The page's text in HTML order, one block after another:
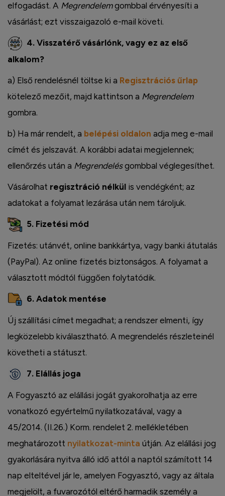
elfogadást. A Megrendelemgombbal érvényesíti a
vásárlást; ezt visszaigazoló e-mail követi.
4. Visszatérő vásárlónk, vagy ez az első
alkalom?
a) Első rendelésnél töltse ki a Regisztrációs űrlap
kötelező mezőit, majd kattintson a Megrendelem
gombra.
b) Ha már rendelt, a belépési oldalon adja meg e-mail
címét és jelszavát. A korábbi adatai megjelennek;
ellenőrzés után a Megrendelésgombbal véglegesíthet.
Vásárolhat regisztráció nélkül is vendégként; az
adatokat a folyamat lezárása után nem tároljuk.
5. Fizetési mód
Fizetés: utánvét, online bankkártya, vagy banki átutalás
(PayPal). Az online fizetés biztonságos. A folyamat a
választott módtól függően folytatódik.
6. Adatok mentése
Új szállítási címet megadhat; a rendszer elmenti, így
legközelebb kiválasztható. A megrendelés részleteinél
követheti a státuszt.
7. Elállás joga
A Fogyasztó az elállási jogát gyakorolhatja az erre
vonatkozó egyértelmű nyilatkozatával, vagy a
45/2014. (II.26.) Korm. rendelet 2. mellékletében
meghatározott nyilatkozat-minta útján. Az elállási jog
gyakorlására nyitva álló idő attól a naptól számított 14
nap elteltével jár le, amelyen Fogyasztó, vagy az általa
megjelölt, a fuvarozótól eltérő harmadik személy a